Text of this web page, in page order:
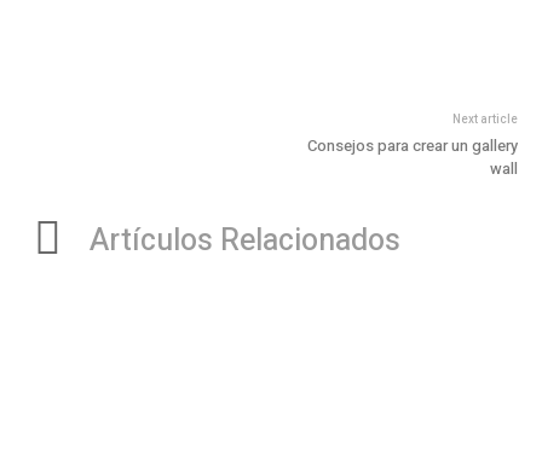
Next article
Consejos para crear un gallery
wall
Artículos Relacionados